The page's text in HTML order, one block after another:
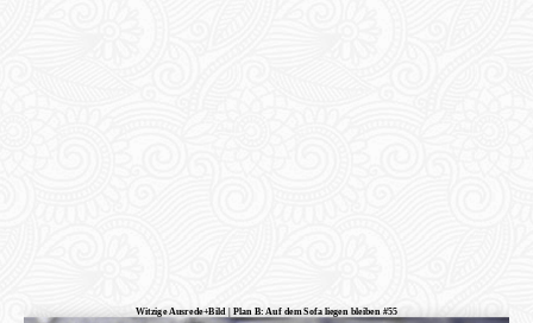
Witzige Ausrede+Bild | Plan B: Auf dem Sofa liegen bleiben #55